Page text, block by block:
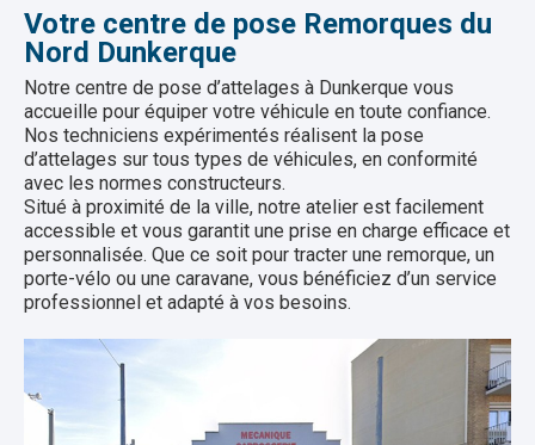
Votre centre de pose Remorques du
Nord Dunkerque
Notre centre de pose d’attelages à Dunkerque vous
accueille pour équiper votre véhicule en toute confiance.
Nos techniciens expérimentés réalisent la pose
d’attelages sur tous types de véhicules, en conformité
avec les normes constructeurs.
Situé à proximité de la ville, notre atelier est facilement
accessible et vous garantit une prise en charge efficace et
personnalisée. Que ce soit pour tracter une remorque, un
porte-vélo ou une caravane, vous bénéficiez d’un service
professionnel et adapté à vos besoins.